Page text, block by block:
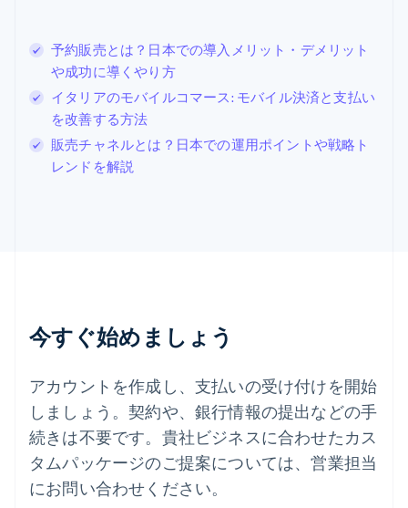
予約販売とは？日本での導入メリット・デメリット
や成功に導くやり方
イタリアのモバイルコマース: モバイル決済と支払い
を改善する方法
販売チャネルとは？日本での運用ポイントや戦略ト
レンドを解説
今すぐ始めましょう
アカウントを作成し、支払いの受け付けを開始
しましょう。契約や、銀行情報の提出などの手
続きは不要です。貴社ビジネスに合わせたカス
タムパッケージのご提案については、営業担当
にお問い合わせください。
シンガポール
English 简体中文
スイス
DeutschFrançais ItalianoEnglish
スウェーデン
Svenska English
スペイン
EspañolEnglish
デンマーク
ドイツ
ニュージーランド
English
ノルウェー
English
ハンガリー